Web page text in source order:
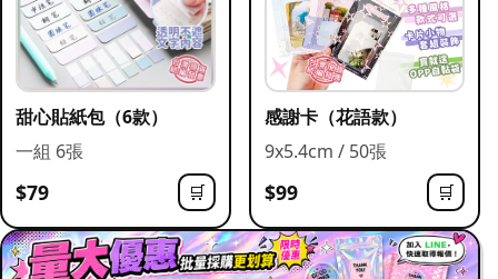
甜心貼紙包（6款）
一組 6張
$79 🛒
感謝卡（花語款）
9x5.4cm / 50張
$99 🛒